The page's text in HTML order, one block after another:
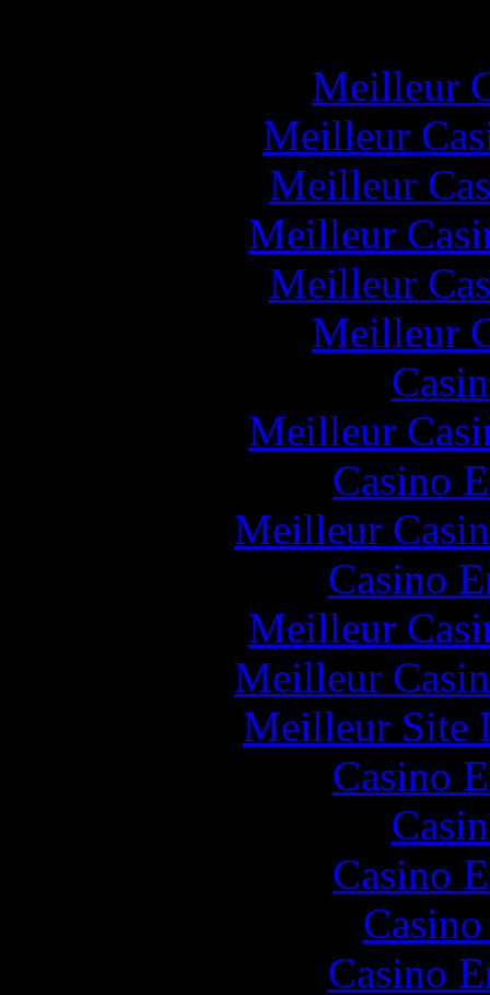
Meilleur
Meilleur
Meilleur
Meilleur
Meilleur
Meilleur
Meilleur
Casino
Meilleur
Casino
Meilleur
Meilleur
Meilleur Site
Casino
Casino
Casino